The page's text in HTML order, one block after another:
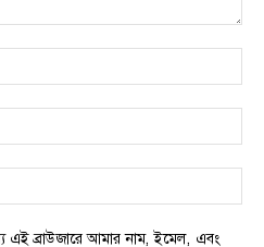
এই ব্রাউজারে আমার নাম, ইমেল, এবং